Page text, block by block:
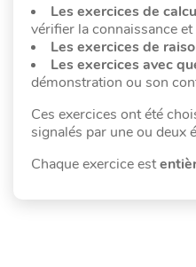
Les exercices de
vérifier la connaissance
Les exercices de
Les exercices avec
démonstration ou son
Ces exercices ont été
signalés par une ou deux
Chaque exercice est